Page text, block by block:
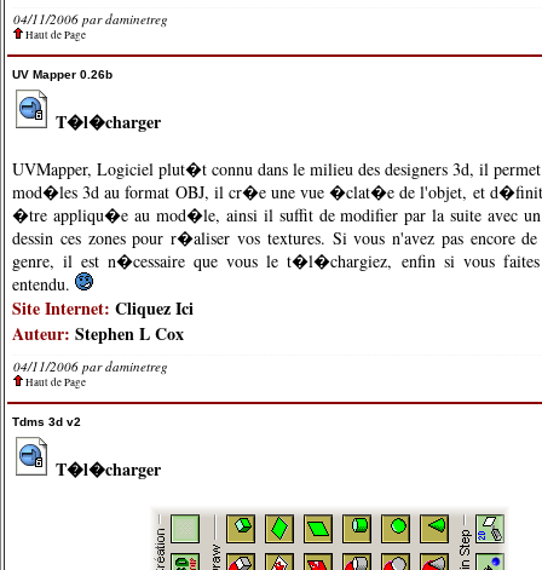
04/11/2006 pardaminetreg
Haut de Page
UV Mapper 0.26b
T�l�charger
UVMapper, Logiciel plut�t connu dans le milieu des designers 3d, il
mod�les 3d au format OBJ, il cr�e une vue �clat�e de l'objet, et d�finit
�tre appliqu�e au mod�le, ainsi il suffit de modifier par la suite avec un
dessin ces zones pour r�aliser vos textures. Si vous n'avez pas encore
genre, il est n�cessaire que vous le t�l�chargiez, enfin si vous
entendu.
Site Internet: Cliquez Ici
Auteur: Stephen L Cox
04/11/2006 pardaminetreg
Haut de Page
Tdms 3d v2
T�l�charger